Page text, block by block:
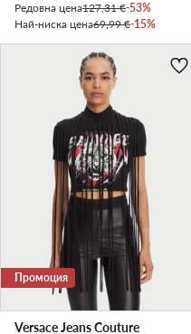
Редовна цена127,31 €-53%
Най-ниска цена69,99 €-15%
Промоция
Versace Jeans Couture